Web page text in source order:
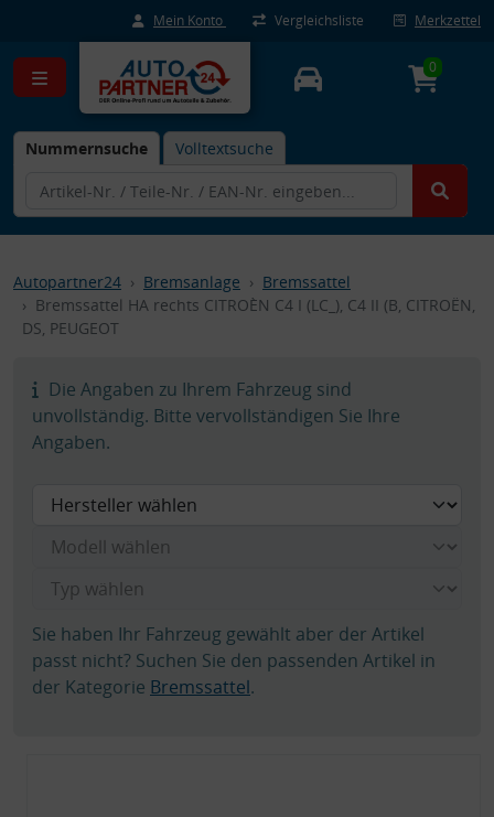
Mein Konto Vergleichsliste Merkzettel
Nummernsuche Volltextsuche
0
Autopartner24 Bremsanlage
Bremssattel
Bremssattel HA rechts CITROÈN C4 I (LC_), C4 II (B, CITROËN,
DS, PEUGEOT
Die Angaben zu Ihrem Fahrzeug sind
unvollständig. Bitte vervollständigen Sie Ihre
Angaben.
Sie haben Ihr Fahrzeug gewählt aber der Artikel
passt nicht? Suchen Sie den passenden Artikel in
der Kategorie Bremssattel.